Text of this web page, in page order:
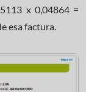
x 0,04864 =
esa factura.